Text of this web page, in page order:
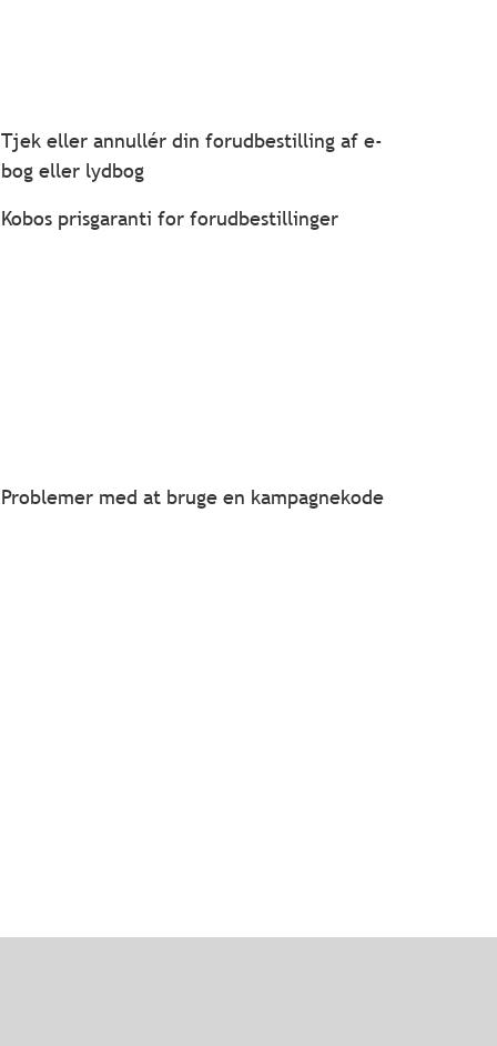
Tjek eller annullér din forudbestilling af e-
bog eller lydbog
Kobos prisgaranti for forudbestillinger
Problemer med at bruge en kampagnekode